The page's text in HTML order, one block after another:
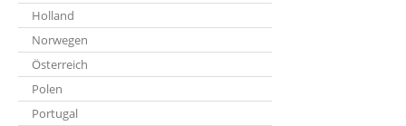
Holland
Norwegen
Österreich
Polen
Portugal